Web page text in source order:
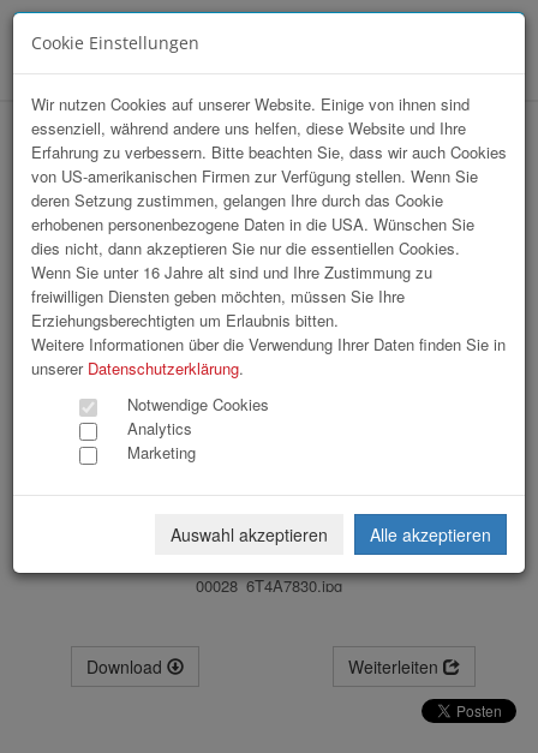
StartUp Sport / Sommerfest 2026
00028_6T4A7830.jpg
Download Weiterleiten
Cookie Einstellungen
Wir nutzen Cookies auf unserer Website. Einige von ihnen sind
essenziell, während andere uns helfen, diese Website und Ihre
Erfahrung zu verbessern. Bitte beachten Sie, dass wir auch Cookies
von US-amerikanischen Firmen zur Verfügung stellen. Wenn Sie
deren Setzung zustimmen, gelangen Ihre durch das Cookie
erhobenen personenbezogene Daten in die USA. Wünschen Sie
dies nicht, dann akzeptieren Sie nur die essentiellen Cookies.
Wenn Sie unter 16 Jahre alt sind und Ihre Zustimmung zu
freiwilligen Diensten geben möchten, müssen Sie Ihre
Erziehungsberechtigten um Erlaubnis bitten.
Weitere Informationen über die Verwendung Ihrer Daten finden Sie in
unserer Datenschutzerklärung.
Notwendige Cookies
Analytics
Marketing
Auswahl akzeptieren Alle akzeptieren